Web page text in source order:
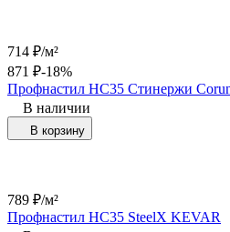
714 ₽/м²
871 ₽-18%
Профнастил НС35 Стинержи
В наличии
В корзину
789 ₽/м²
Профнастил НС35 SteelX KEVAR